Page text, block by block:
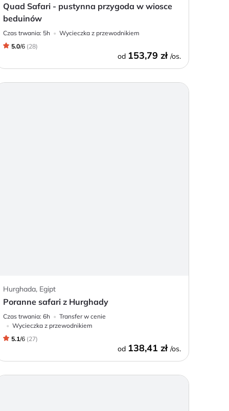
Quad Safari - pustynna przygoda w wiosce
beduinów
Czas trwania: 5h
Wycieczka z przewodnikiem
5.0/6 (28)
od 153,79 zł /os.
Hurghada, Egipt
Poranne safari z Hurghady
Czas trwania: 6h
Transfer w cenie
Wycieczka z przewodnikiem
5.1/6 (27)
od 138,41 zł /os.